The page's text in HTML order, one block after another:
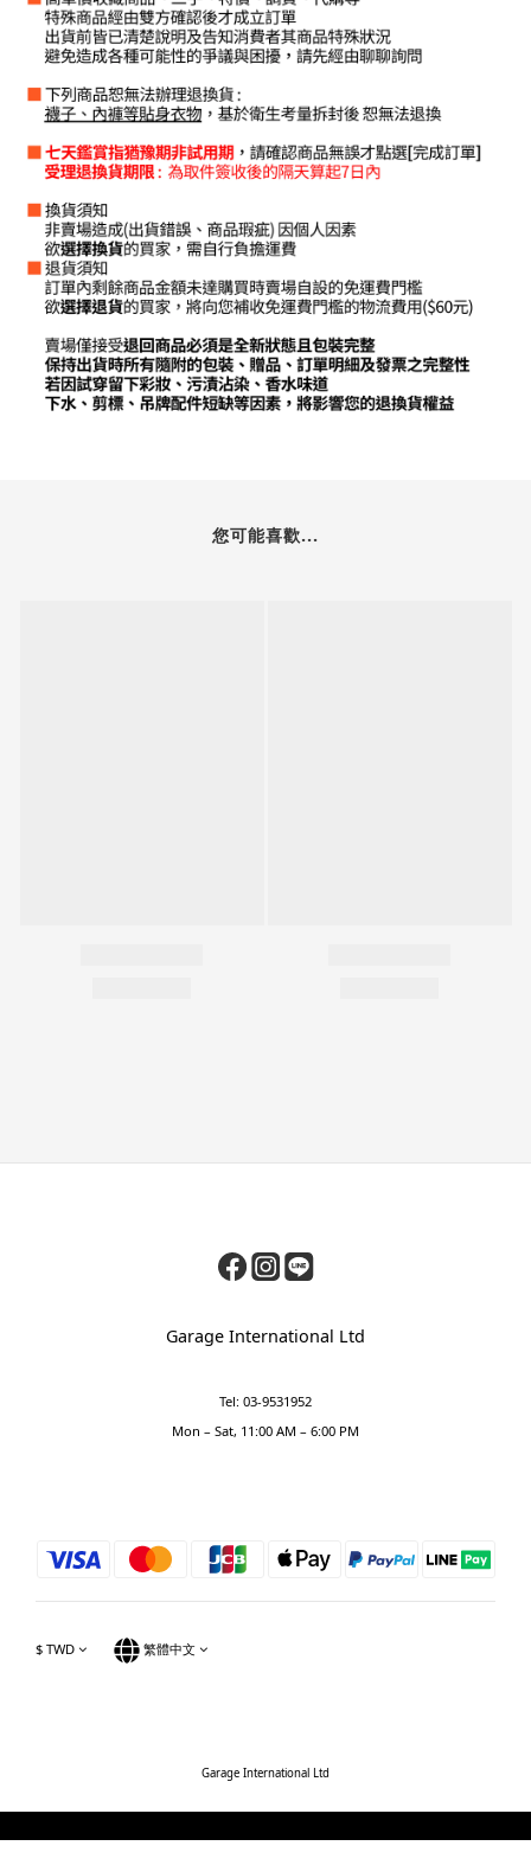
您可能喜歡...
Garage International Ltd
Tel: 03-9531952
Mon – Sat, 11:00 AM – 6:00 PM
$ TWD 繁體中文
Garage International Ltd